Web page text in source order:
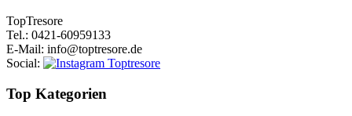
TopTresore
Tel.: 0421-60959133
E-Mail: info@toptresore.de
Social:
Top Kategorien